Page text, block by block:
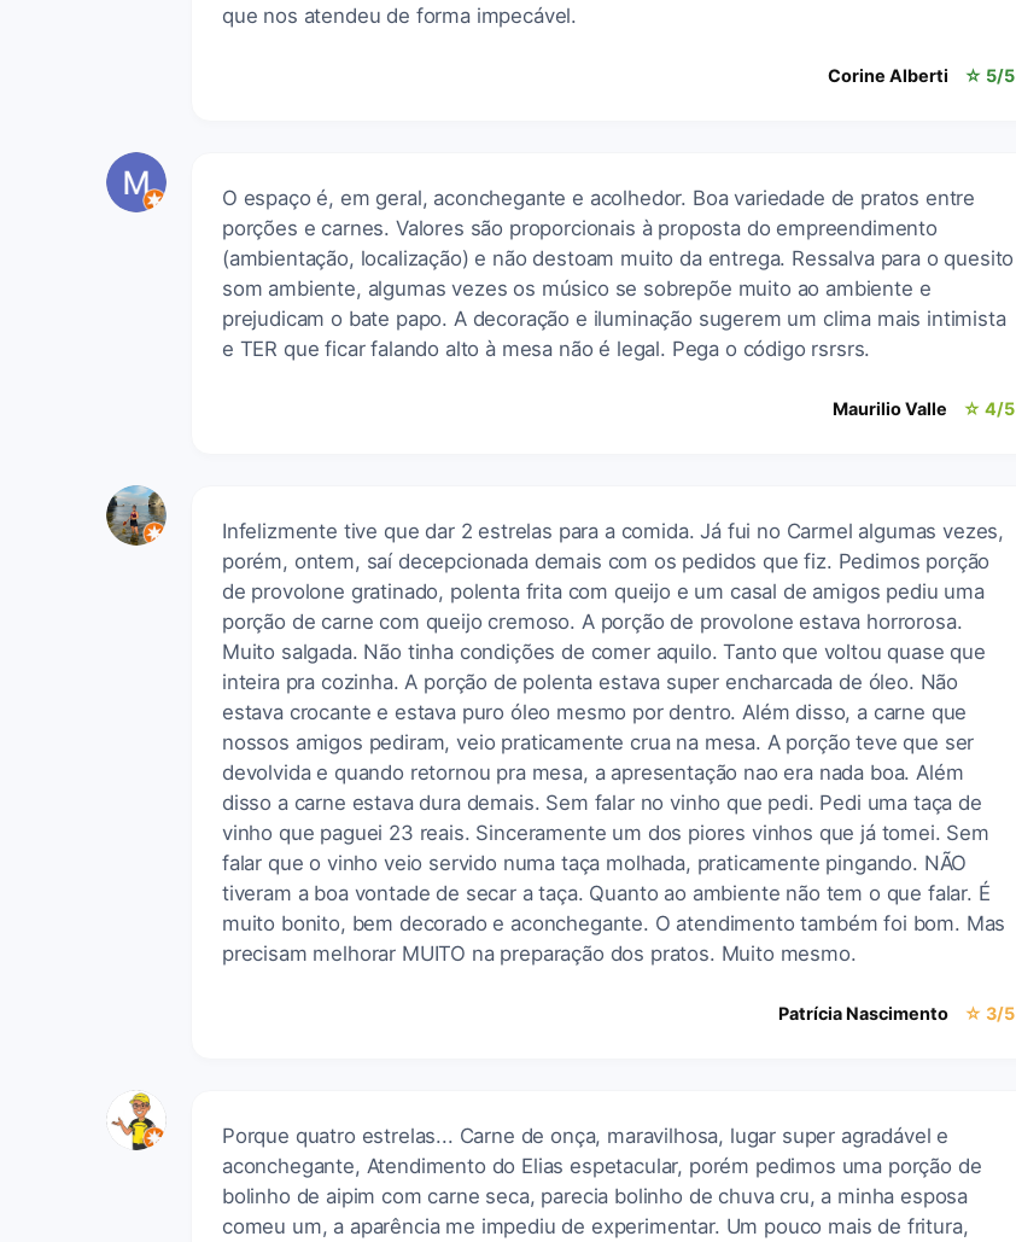
que nos atendeu de forma impecável.
Corine Alberti ☆ 5/5
O espaço é, em geral, aconchegante e acolhedor. Boa variedade de pratos entre
porções e carnes. Valores são proporcionais à proposta do empreendimento
(ambientação, localização) e não destoam muito da entrega. Ressalva para o quesito
som ambiente, algumas vezes os músico se sobrepõe muito ao ambiente e
prejudicam o bate papo. A decoração e iluminação sugerem um clima mais intimista
e TER que ficar falando alto à mesa não é legal. Pega o código rsrsrs.
Maurilio Valle ☆ 4/5
Infelizmente tive que dar 2 estrelas para a comida. Já fui no Carmel algumas vezes,
porém, ontem, saí decepcionada demais com os pedidos que fiz. Pedimos porção
de provolone gratinado, polenta frita com queijo e um casal de amigos pediu uma
porção de carne com queijo cremoso. A porção de provolone estava horrorosa.
Muito salgada. Não tinha condições de comer aquilo. Tanto que voltou quase que
inteira pra cozinha. A porção de polenta estava super encharcada de óleo. Não
estava crocante e estava puro óleo mesmo por dentro. Além disso, a carne que
nossos amigos pediram, veio praticamente crua na mesa. A porção teve que ser
devolvida e quando retornou pra mesa, a apresentação nao era nada boa. Além
disso a carne estava dura demais. Sem falar no vinho que pedi. Pedi uma taça de
vinho que paguei 23 reais. Sinceramente um dos piores vinhos que já tomei. Sem
falar que o vinho veio servido numa taça molhada, praticamente pingando. NÃO
tiveram a boa vontade de secar a taça. Quanto ao ambiente não tem o que falar. É
muito bonito, bem decorado e aconchegante. O atendimento também foi bom. Mas
precisam melhorar MUITO na preparação dos pratos. Muito mesmo.
Patrícia Nascimento ☆ 3/5
Porque quatro estrelas... Carne de onça, maravilhosa, lugar super agradável e
aconchegante, Atendimento do Elias espetacular, porém pedimos uma porção de
bolinho de aipim com carne seca, parecia bolinho de chuva cru, a minha esposa
comeu um, a aparência me impediu de experimentar. Um pouco mais de fritura,